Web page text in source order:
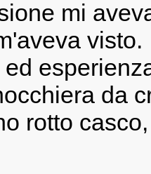
mi
visto.
da
rotto